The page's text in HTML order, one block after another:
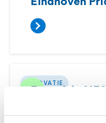
Eindhoven
INNOVATIE